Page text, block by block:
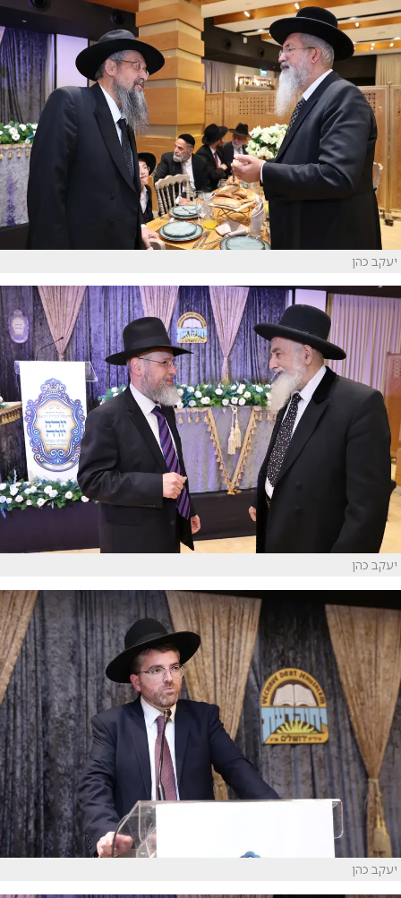
יעקב כהן
יעקב כהן
יעקב כהן